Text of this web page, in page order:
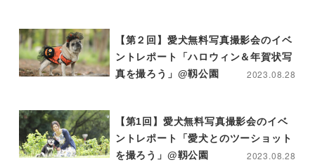
【第２回】愛犬無料写真撮影会のイベ
ントレポート「ハロウィン＆年賀状写
真を撮ろう」@靱公園
2023.08.28
【第1回】愛犬無料写真撮影会のイベ
ントレポート「愛犬とのツーショット
を撮ろう」@靱公園
2023.08.28